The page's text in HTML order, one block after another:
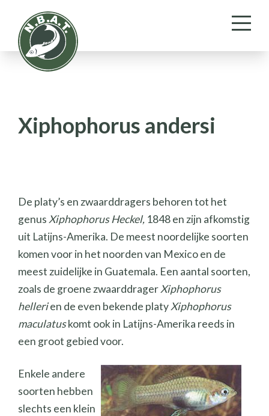
Xiphophorus andersi
De platy’s en zwaarddragers behoren tot het
genus Xiphophorus Heckel, 1848 en zijn afkomstig
uit Latijns-Amerika. De meest noordelijke soorten
komen voor in het noorden van Mexico en de
meest zuidelijke in Guatemala. Een aantal soorten,
zoals de groene zwaarddragerXiphophorus
hellerien de even bekende platyXiphophorus
maculatuskomt ook in Latijns-Amerika reeds in
een groot gebied voor.
Enkele andere
soorten hebben
slechts een klein